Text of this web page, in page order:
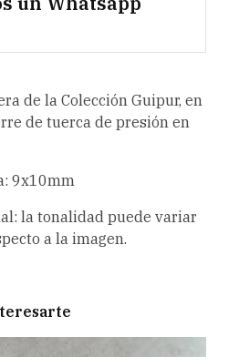
de la Colección Guipur, en
de tuerca de presión en
9x10mm
la tonalidad puede variar
a la imagen.